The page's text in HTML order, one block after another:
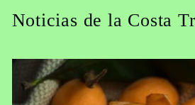
Noticias de la Costa